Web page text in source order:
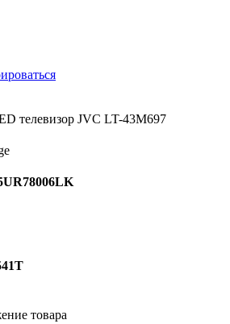
телевизор JVC LT-43M697